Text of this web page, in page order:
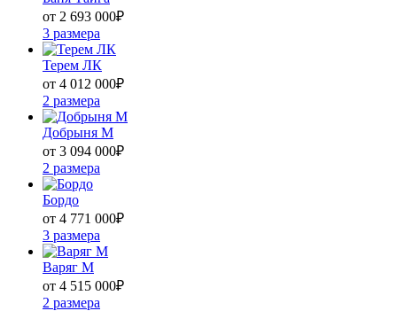
от 2 693 000₽
3 размера
Терем ЛК
от 4 012 000₽
2 размера
Добрыня М
от 3 094 000₽
2 размера
Бордо
от 4 771 000₽
3 размера
Варяг М
от 4 515 000₽
2 размера